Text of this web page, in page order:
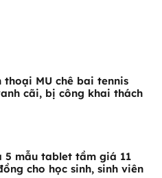
thoại MU chê bai tennis
cãi, bị công khai thách
5 mẫu tablet tầm giá 11
cho học sinh, sinh viên